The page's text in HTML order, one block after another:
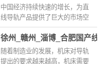
起。为了改变这种状况，提高...
中国经济持续快速的增长，为直
线导轨产品提供了巨大的市场空
间，中国市场强烈的诱惑力，使
得世界都把目光聚焦于中国市
场，在改革开放短短的几十年...
徐州_赣州_淄博_合肥国产线
随着制造业的发展，机床对导轨
提出的要求越来越高，机床需要